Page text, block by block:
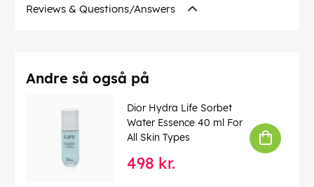
Reviews & Questions/Answers
Andre så også på
Dior Hydra Life Sorbet
Water Essence 40 ml For
All Skin Types
498 kr.